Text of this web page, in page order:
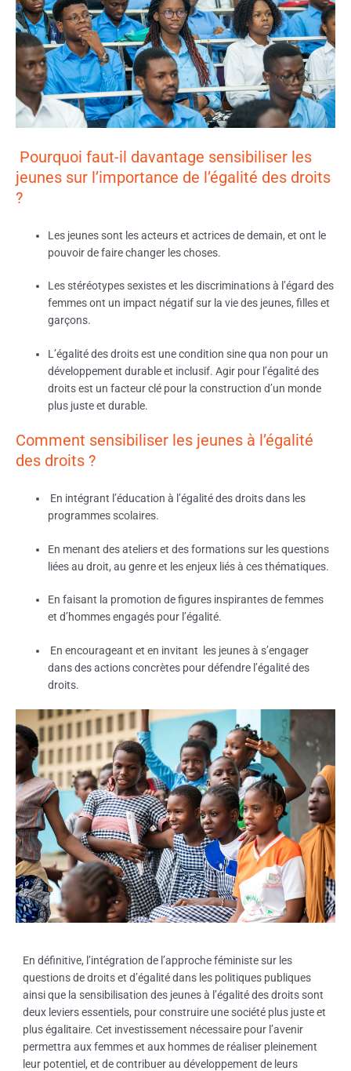
Pourquoi faut-il davantage sensibiliser les
jeunes sur l’importance de l’égalité des droits
?
Les jeunes sont les acteurs et actrices de demain, et ont le
pouvoir de faire changer les choses.
Les stéréotypes sexistes et les discriminations à l’égard des
femmes ont un impact négatif sur la vie des jeunes, filles et
garçons.
L’égalité des droits est une condition sine qua non pour un
développement durable et inclusif. Agir pour l’égalité des
droits est un facteur clé pour la construction d’un monde
plus juste et durable.
Comment sensibiliser les jeunes à l’égalité
des droits ?
En intégrant l’éducation à l’égalité des droits dans les
programmes scolaires.
En menant des ateliers et des formations sur les questions
liées au droit, au genre et les enjeux liés à ces thématiques.
En faisant la promotion de figures inspirantes de femmes
et d’hommes engagés pour l’égalité.
En encourageant et en invitant les jeunes à s’engager
dans des actions concrètes pour défendre l’égalité des
droits.
En définitive, l’intégration de l’approche féministe sur les
questions de droits et d’égalité dans les politiques publiques
ainsi que la sensibilisation des jeunes à l’égalité des droits sont
deux leviers essentiels, pour construire une société plus juste et
plus égalitaire. Cet investissement nécessaire pour l’avenir
permettra aux femmes et aux hommes de réaliser pleinement
leur potentiel, et de contribuer au développement de leurs